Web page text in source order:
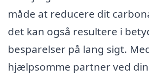
måde at reducere dit
det kan også resultere i
besparelser på lang sigt.
hjælpsomme partner ved